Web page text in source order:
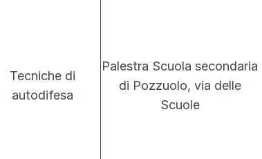
Tecniche di
autodifesa
Palestra Scuola secondaria
di Pozzuolo, via delle
Scuole